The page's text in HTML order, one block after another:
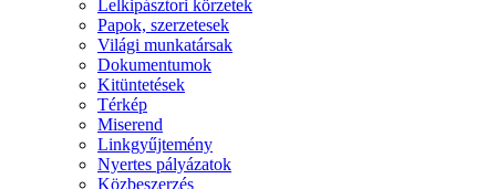
Lelkipásztori körzetek
Papok, szerzetesek
Világi munkatársak
Dokumentumok
Kitüntetések
Térkép
Miserend
Linkgyűjtemény
Nyertes pályázatok
Közbeszerzés